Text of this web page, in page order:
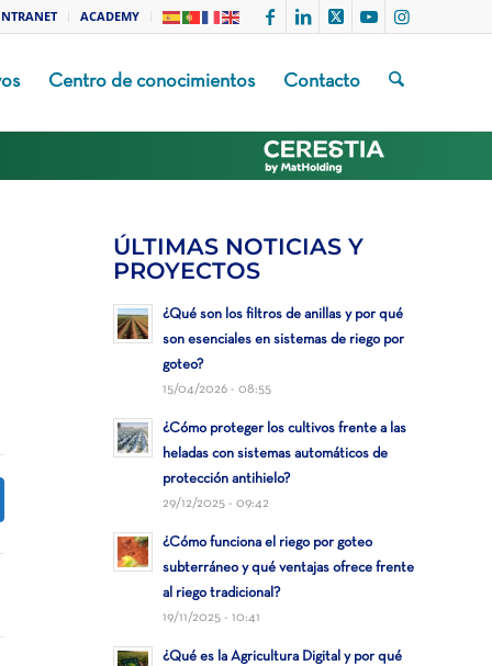
ACADEMY
Centro de conocimientos Contacto
ÚLTIMAS NOTICIAS Y
PROYECTOS
¿Qué son los filtros de anillas y por qué
son esenciales en sistemas de riego por
goteo?
15/04/2026 - 08:55
¿Cómo proteger los cultivos frente a las
heladas con sistemas automáticos de
protección antihielo?
29/12/2025 - 09:42
¿Cómo funciona el riego por goteo
subterráneo y qué ventajas ofrece frente
al riego tradicional?
19/11/2025 - 10:41
¿Qué es la Agricultura Digital y por qué